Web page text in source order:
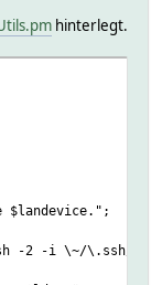
hinterlegt.
-i \~/\.ssh/